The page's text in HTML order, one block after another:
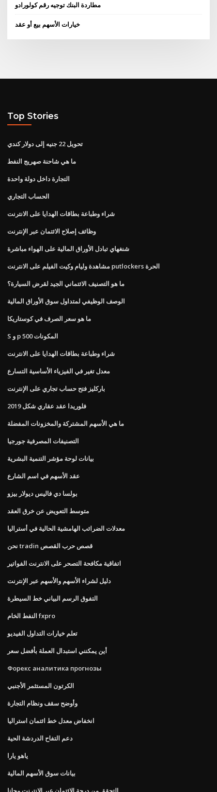
مطاردة البنك توجيه رقم كولورادو
خيارات الأسهم بيع أو عقد
Top Stories
تحويل 22 جنيه إلى دولار كندي
ما هي شاحنة صهريج النفط
التجارة داخل دولة واحدة
الحساب التجاري
شراء وطباعة بطاقات الهدايا على الانترنت
وظائف إصلاح الائتمان عبر الإنترنت
شنغهاي تبادل الأوراق المالية على الهواء مباشرة
مشاهدة وليام وكيت الفيلم على الانترنت putlockers الحرة
ما هو التصنيف الائتماني الجيد لقرض السيارة؟
الوصف الوظيفي لمتداول سوق الأوراق المالية
ما هو سعر الصرف في كوستاريكا
S و p 500 المكونات
شراء وطباعة بطاقات الهدايا على الانترنت
معدل تغير في الفيزياء الأساسية التسارع
باركليز فتح حساب تجاري على الإنترنت
فلوريدا عقد عقاري شكل 2019
ما هي الأسهم المشتركة والمخزونات المفضلة
التصنيفات المصرفية جورجيا
بيانات لوحة مؤشر التنمية البشرية
عقد الأسهم في اسم الشارع
بولسا دي فاليس ديولار بيزو
متوسط ​​التعويض عن خرق العقد
معدلات الضرائب الهامشية الحالية في أستراليا
نحن tradin قصص حرب القصص
اتفاقية مكافحة التصحر على الانترنت الفواتير
دليل لشراء الأسهم والأسهم عبر الإنترنت
التفوق الرسم البياني خط السيطرة
النفط الخام fxpro
تعلم خيارات التداول الفيديو
أين يمكنني استبدال العملة بأفضل سعر
Форекс аналитика прогнозы
الكرتون المستثمر الأجنبي
وأوضح سقف ونظام التجارة
انخفاض معدل خط ائتمان استراليا
دعم التفاح الدردشة الحية
ياهو يارا
بيانات سوق الأسهم المالية